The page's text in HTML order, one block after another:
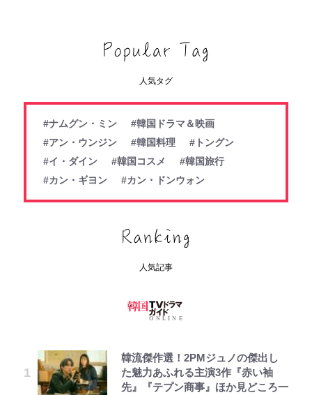
人気タグ
#ナムグン・ミン
#韓国ドラマ＆映画
#アン・ウンジン
#韓国料理
#トングン
#イ・ダイン
#韓国コスメ
#韓国旅行
#カン・ギヨン
#カン・ドンウォン
人気記事
韓流傑作選！2PMジュノの傑出し
た魅力あふれる主演3作『赤い袖
先』『テプン商事』ほか見どころ一